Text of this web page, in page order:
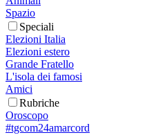
Spazio
Speciali
Elezioni Italia
Elezioni estero
Grande Fratello
L'isola dei famosi
Amici
Rubriche
Oroscopo
#tgcom24amarcord